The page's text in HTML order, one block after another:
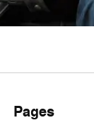
Pages